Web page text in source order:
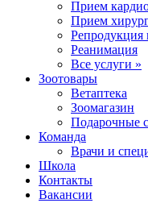
Прием
Прием
Репродукция
Реанимация
Все услуги »
Зоотовары
Ветаптека
Зоомагазин
Подарочные
Команда
Врачи и
Школа
Контакты
Вакансии